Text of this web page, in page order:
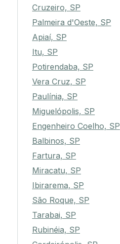
Cruzeiro, SP
Palmeira d'Oeste, SP
Apiaí, SP
Itu, SP
Potirendaba, SP
Vera Cruz, SP
Paulínia, SP
Miguelópolis, SP
Engenheiro Coelho, SP
Balbinos, SP
Fartura, SP
Miracatu, SP
Ibirarema, SP
São Roque, SP
Tarabai, SP
Rubinéia, SP